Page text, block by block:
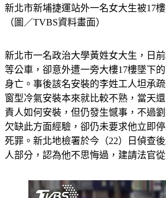
新北市新埔捷運站外一名女大生被17
（圖／TVBS資料畫面）
新北市一名政治大學黃姓女大生，日
等公車，卻意外遭一旁大樓17樓墜下
身亡。事後該名安裝的李姓工人坦承
窗型冷氣安裝本來就比較不熟，當天
責人如何安裝，但仍發生憾事，不過
欠缺此方面經驗，卻仍未要求他立即
死罪。新北地檢署於今（22）日偵查
人部分，認為他不思悔過，建請法官從